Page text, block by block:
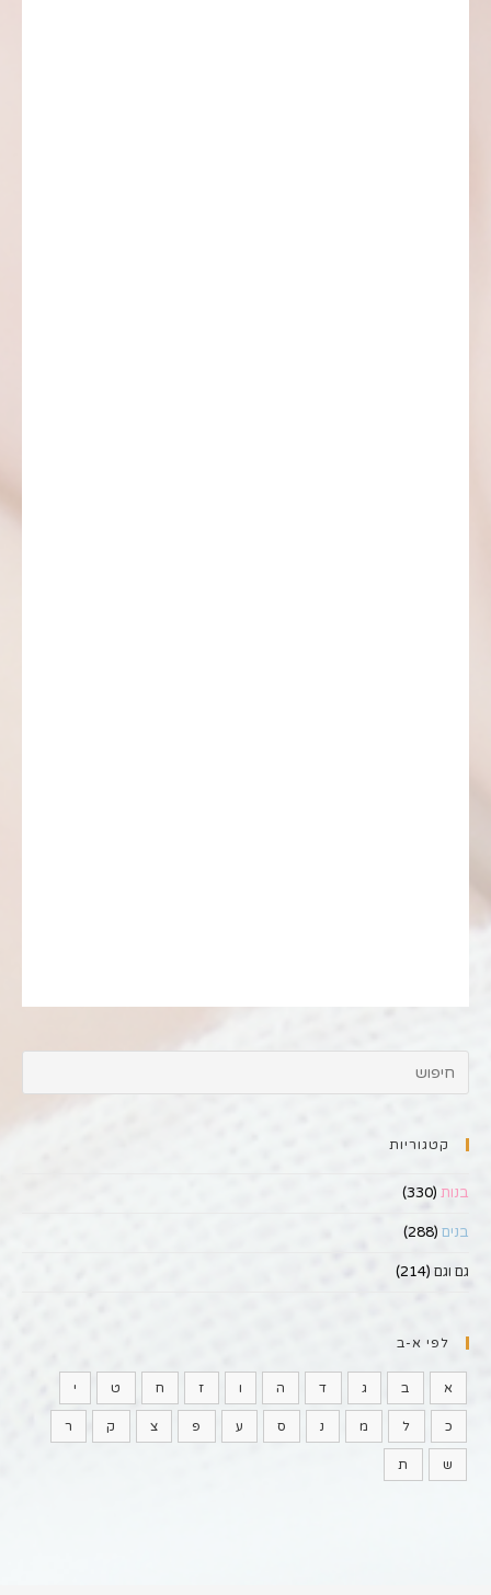
קטגוריות
בנות (330)
בנים (288)
גם וגם (214)
לפי א-ב
א ב ג ד ה ו ז ח ט י
כ ל מ נ ס ע פ צ ק ר
ש ת